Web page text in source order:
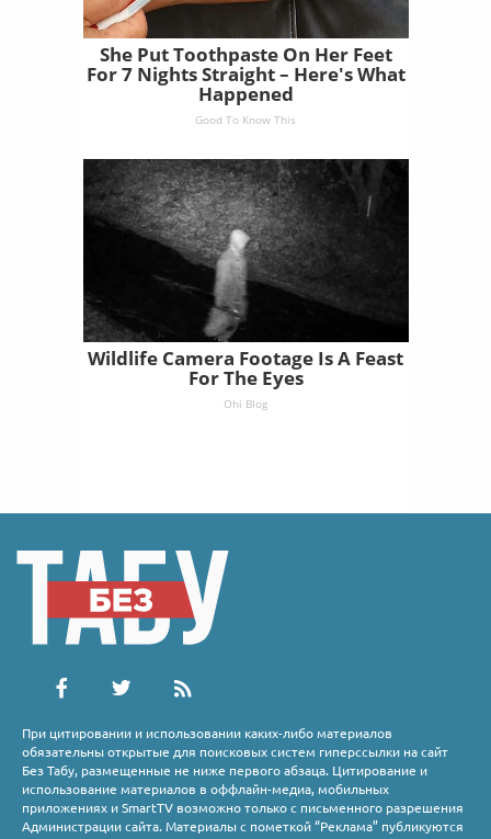
She Put Toothpaste On Her Feet
For 7 Nights Straight – Here's What
Happened
Good To Know This
Wildlife Camera Footage Is A Feast
For The Eyes
Ohi Blog
При цитировании и использовании каких-либо материалов
обязательны открытые для поисковых систем гиперссылки на сайт
Без Табу, размещенные не ниже первого абзаца. Цитирование и
использование материалов в оффлайн-медиа, мобильных
приложениях и SmartTV возможно только с письменного разрешения
Администрации сайта. Материалы с пометкой “Реклама” публикуются